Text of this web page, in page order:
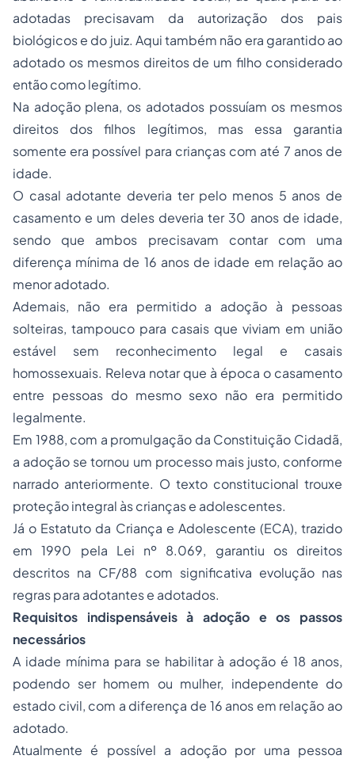
adotadas precisavam da autorização dos pais
biológicos e do juiz. Aqui também não era garantido ao
adotado os mesmos direitos de um filho considerado
então como legítimo.
Na adoção plena, os adotados possuíam os mesmos
direitos dos filhos legítimos, mas essa garantia
somente era possível para crianças com até 7 anos de
idade.
O casal adotante deveria ter pelo menos 5 anos de
casamento e um deles deveria ter 30 anos de idade,
sendo que ambos precisavam contar com uma
diferença mínima de 16 anos de idade em relação ao
menor adotado.
Ademais, não era permitido a adoção à pessoas
solteiras, tampouco para casais que viviam em união
estável sem reconhecimento legal e casais
homossexuais. Releva notar que à época o casamento
entre pessoas do mesmo sexo não era permitido
legalmente.
Em 1988, com a promulgação da Constituição Cidadã,
a adoção se tornou um processo mais justo, conforme
narrado anteriormente. O texto constitucional trouxe
proteção integral às crianças e adolescentes.
Já o Estatuto da Criança e Adolescente (ECA), trazido
em 1990 pela Lei nº 8.069, garantiu os direitos
descritos na CF/88 com significativa evolução nas
regras para adotantes e adotados.
Requisitos indispensáveis à adoção e os passos
necessários
A idade mínima para se habilitar à adoção é 18 anos,
podendo ser homem ou mulher, independente do
estado civil, com a diferença de 16 anos em relação ao
adotado.
Atualmente é possível a adoção por uma pessoa